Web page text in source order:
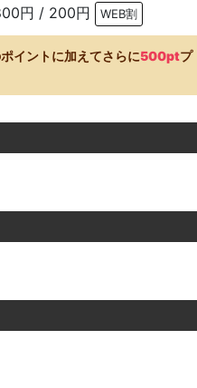
円 / 200円 WEB割
イントに加えてさらに500ptプ